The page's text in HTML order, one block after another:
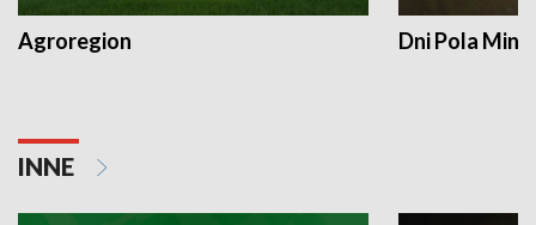
Agroregion Dni Pola
INNE